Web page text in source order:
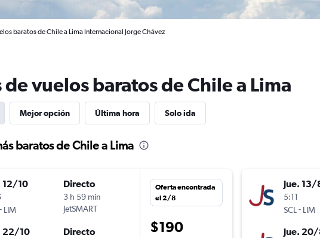
baratos de Chile a Lima Internacional Jorge Chávez
de vuelos baratos de Chile a Lima
Mejor opción Última hora Solo ida
baratos de Chile a Lima
12/10
- LIM
Directo
3 h 59 min
JetSMART
22/10 Directo
Oferta encontrada
el 2/8
$190
jue. 13/
5:11
SCL - LIM
jue.